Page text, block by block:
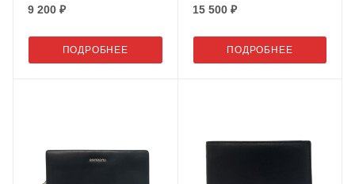
9 200 ₽
ПОДРОБНЕЕ
15 500 ₽
ПОДРОБНЕЕ